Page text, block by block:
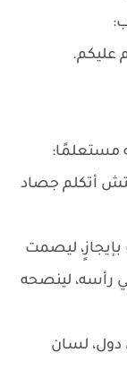
عليكم.
مستعلمًا:
أتكلم جصاد
ليصمت
رأسه، لينصحه
دول، لسان